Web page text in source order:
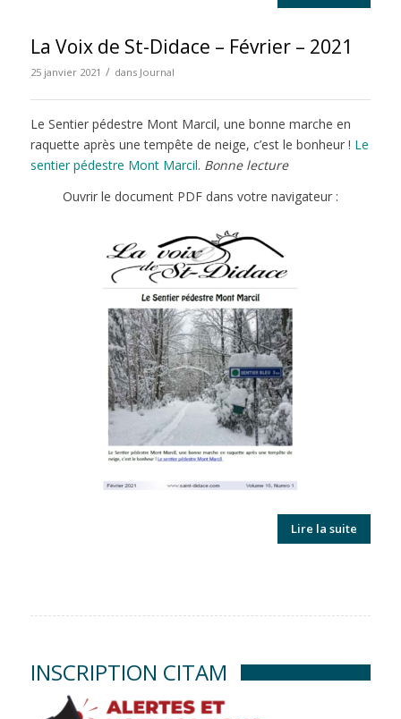
La Voix de St-Didace – Février – 2021
25 janvier 2021 / dans Journal
Le Sentier pédestre Mont Marcil, une bonne marche en
raquette après une tempête de neige, c’est le bonheur ! Le
sentier pédestre Mont Marcil. Bonne lecture
Ouvrir le document PDF dans votre navigateur :
Lire la suite
INSCRIPTION CITAM